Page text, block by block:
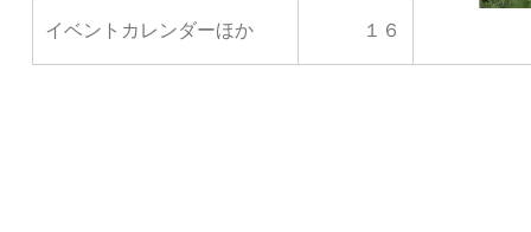
イベントカレンダーほか １６